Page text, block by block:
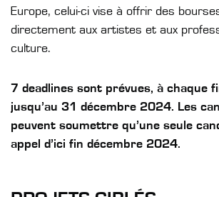
Europe, celui-ci vise à offrir des
directement aux artistes et aux
culture.
7 deadlines sont prévues, à chaque
jusqu’au 31 décembre 2024. Les
peuvent soumettre qu’une seule
appel d’ici fin décembre 2024.